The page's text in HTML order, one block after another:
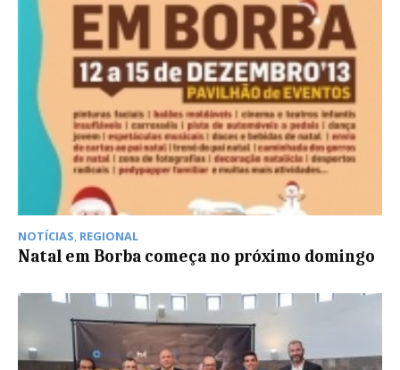
NOTÍCIAS, REGIONAL
Natal em Borba começa no próximo domingo